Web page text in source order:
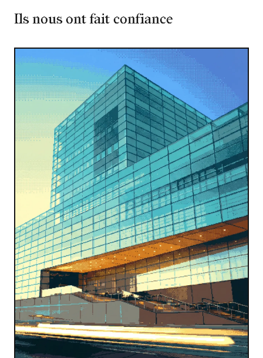
Ils nous ont fait confiance